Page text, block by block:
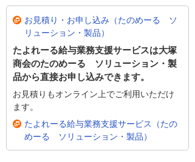
お見積り・お申し込み（たのめーる ソ
リューション・製品）
たよれーる給与業務支援サービスは大塚
商会のたのめーる ソリューション・製
品から直接お申し込みできます。
お見積りもオンライン上でご利用いただけ
ます。
たよれーる給与業務支援サービス（たの
めーる ソリューション・製品）